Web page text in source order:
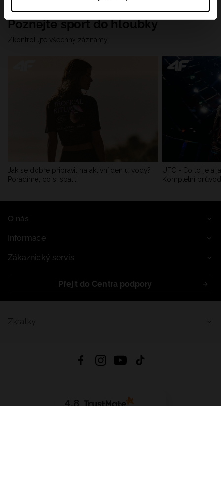
Poznejte sport do hloubky
Zkontrolujte všechny záznamy
Jak se dobře připravit na aktivní den u vody?
Poradíme, co si sbalit
UFC - Co to je a
Kompletní
O nás
Informace
Zákaznický servis
Přejít do Centra podpory
4.8